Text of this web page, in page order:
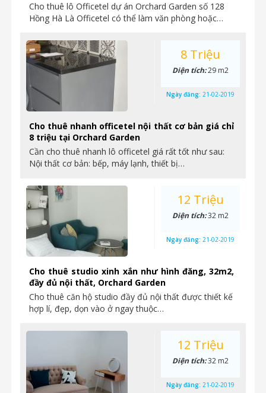
Cho thuê lô Officetel dự án Orchard Garden số 128
Hồng Hà Là Officetel có thể làm văn phòng hoặc…
Cho thuê nhanh officetel nội thất cơ bản giá chỉ
8 triệu tại Orchard Garden
Cần cho thuê nhanh lô officetel giá rất tốt như sau:
Nội thất cơ bản: bếp, máy lạnh, thiết bị…
8 Triệu
Diện tích:29 m2
Ngày đăng: 21-02-2019
Cho thuê studio xinh xắn như hình đăng, 32m2,
đầy đủ nội thất, Orchard Garden
Cho thuê căn hộ studio đầy đủ nội thất được thiết kế
hợp lí, đẹp, dọn vào ở ngay thuộc…
12 Triệu
Diện tích:32 m2
Ngày đăng: 21-02-2019
12 Triệu
Diện tích:32 m2
Ngày đăng: 21-02-2019